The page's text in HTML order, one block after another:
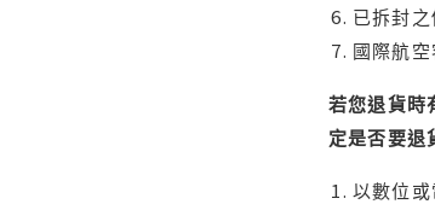
已拆封
國際航空
若您退貨時
定是否要退
以數位